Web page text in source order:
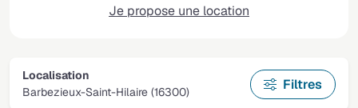
Je propose une location
Localisation
Barbezieux-Saint-Hilaire (16300)
Filtres